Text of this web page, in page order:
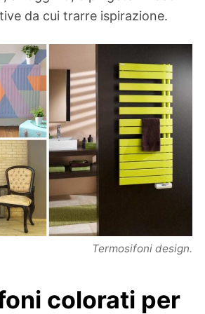
da cui trarre ispirazione.
Termosifoni design.
colorati per